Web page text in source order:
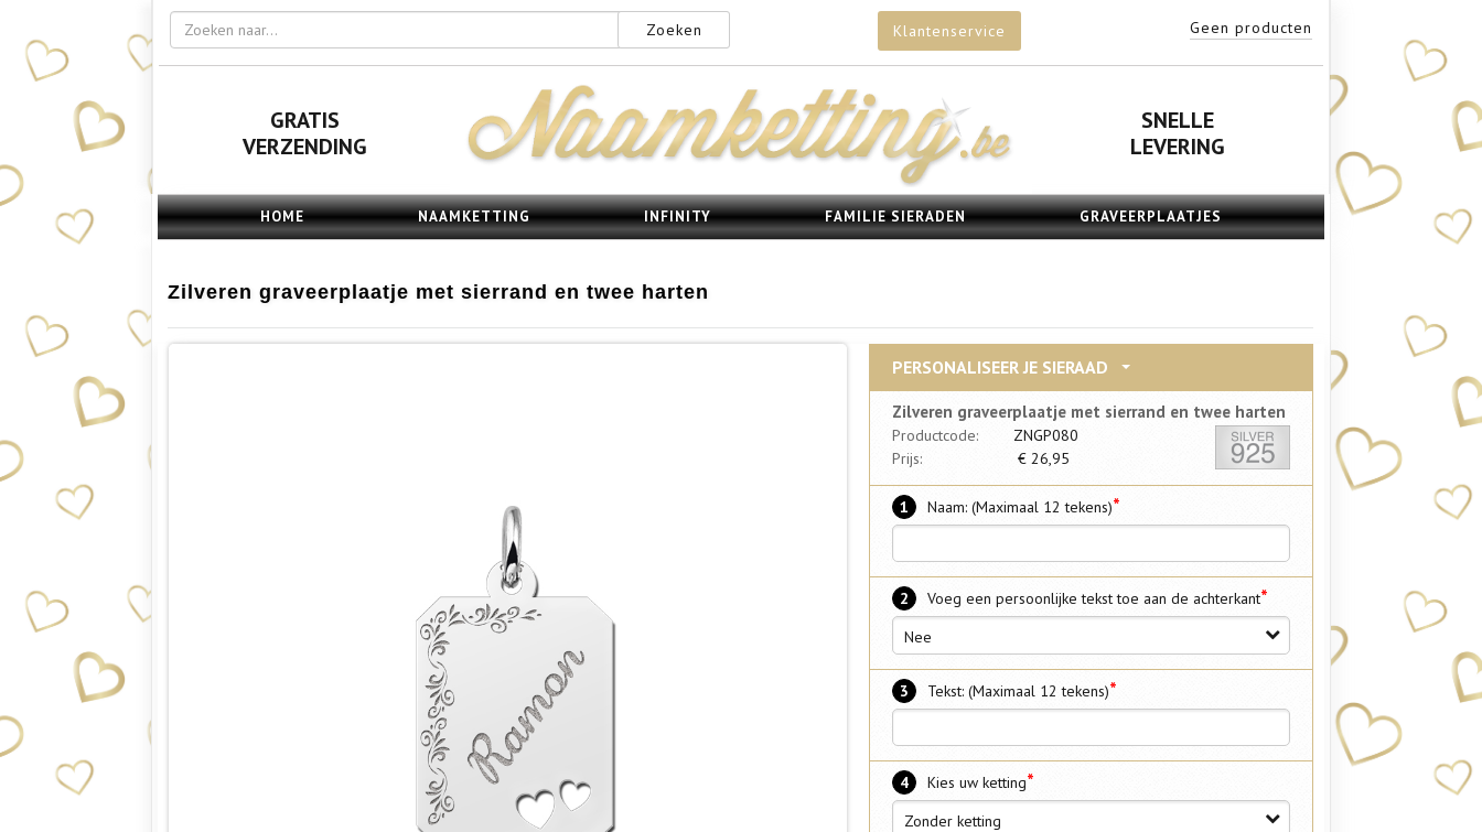
Zoeken Klantenservice Geen producten
GRATIS
VERZENDING
SNELLE
LEVERING
HOME NAAMKETTING INFINITY FAMILIE SIERADEN GRAVEERPLAATJES
Zilveren graveerplaatje met sierrand en twee harten
PERSONALISEER JE SIERAAD
Zilveren graveerplaatje met sierrand en twee harten
Productcode:
ZNGP080
Prijs:
€26,95
1 Naam: (Maximaal 12 tekens)*
2 Voeg een persoonlijke tekst toe aan de achterkant*
Nee
3 Tekst: (Maximaal 12 tekens)*
4 Kies uw ketting*
Zonder ketting